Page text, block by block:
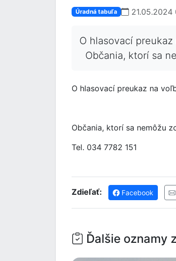
Úradná tabuľa 21.05.2024
O hlasovací
Občania, ktorí sa
O hlasovací preukaz na
Občania, ktorí sa nemôžu
Tel. 034 7782 151
Zdieľať: Facebook
Ďalšie oznamy